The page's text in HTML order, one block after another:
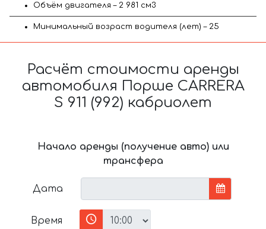
Объём двигателя – 2 981 см3
Минимальный возраст водителя (лет) – 25
Расчёт стоимости аренды
автомобиля Порше CARRERA
S 911 (992) кабриолет
Начало аренды (получение авто) или
трансфера
Дата
Время